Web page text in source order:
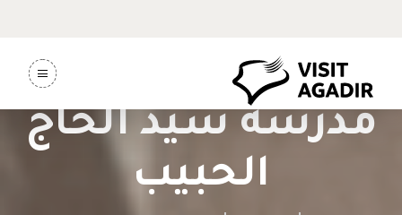
مدرسة سيد الحاج
الحبيب